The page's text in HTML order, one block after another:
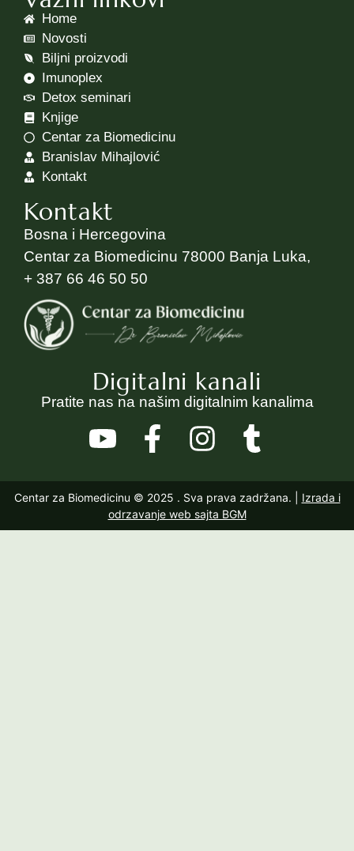
Home
Novosti
Biljni proizvodi
Imunoplex
Detox seminari
Knjige
Centar za Biomedicinu
Branislav Mihajlović
Kontakt
Kontakt
Bosna i Hercegovina
Centar za Biomedicinu 78000 Banja Luka,
+ 387 66 46 50 50
Digitalni kanali
Pratite nas na našim digitalnim kanalima
Centar za Biomedicinu © 2025 . Sva prava zadržana. | Izrada i
odrzavanje web sajta BGM